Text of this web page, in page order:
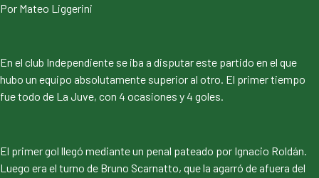
Por Mateo Liggerini
En el club Independiente se iba a disputar este partido en el que
hubo un equipo absolutamente superior al otro. El primer tiempo
fue todo de La Juve, con 4 ocasiones y 4 goles.
El primer gol llegó mediante un penal pateado por Ignacio Roldán.
Luego era el turno de Bruno Scarnatto, que la agarró de afuera del